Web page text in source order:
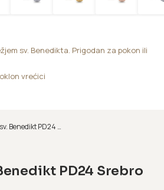
sv. Benedikta. Prigodan za pokon ili
vrećici
Privjesak sv. Benedikt PD24 Srebro
PD24 Srebro